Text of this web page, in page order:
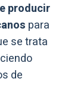
producir
para
se trata
de